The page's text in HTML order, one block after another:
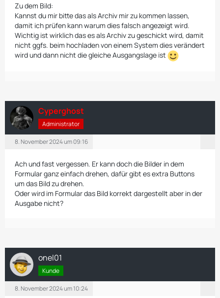
Zu dem Bild:
Kannst du mir bitte das als Archiv mir zu kommen lassen,
damit ich prüfen kann warum dies falsch angezeigt wird.
Wichtig ist wirklich das es als Archiv zu geschickt wird, damit
nicht ggfs. beim hochladen von einem System dies verändert
wird und dann nicht die gleiche Ausgangslage ist
Cyperghost
Administrator
8. November 2024 um 09:16
Ach und fast vergessen. Er kann doch die Bilder in dem
Formular ganz einfach drehen, dafür gibt es extra Buttons
um das Bild zu drehen.
Oder wird im Formular das Bild korrekt dargestellt aber in der
Ausgabe nicht?
onel01
Kunde
8. November 2024 um 10:24